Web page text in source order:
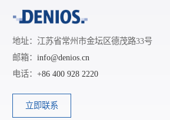
地址：江苏省常州市金坛区德茂路33号
邮箱： info@denios.cn
电话： +86 400 928 2220
立即联系